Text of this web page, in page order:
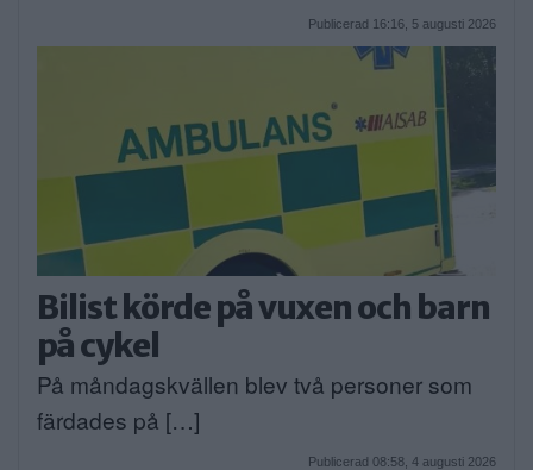
Publicerad 16:16, 5 augusti 2026
Bilist körde på vuxen och barn
på cykel
På måndagskvällen blev två personer som
färdades på […]
Publicerad 08:58, 4 augusti 2026